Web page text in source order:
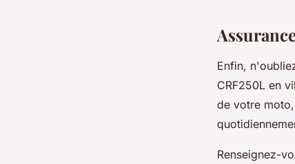
Enfin,
CRF250L en
de votre
Renseignez-